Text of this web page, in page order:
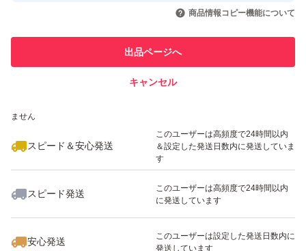
コスパ重視の大量ビニール袋です。
無事に商品がお届けできればどんな袋でも構わないとい
う、おおらかな方向けの商品です。
袋に汚れが有ったり、寄れていたり、キズや小さな穴があ
引を完了させた実績があります
での取引実績があります
ません
スピード＆安心発送
このユーザーは高頻度で24時間以内
＆設定した発送日数内に発送していま
す
スピード発送
このユーザーは高頻度で24時間以内
に発送しています
安心発送
このユーザーは設定した発送日数内に
発送しています
商品情報コピー機能について
出品ページへ
キャンセル
いいね！
880